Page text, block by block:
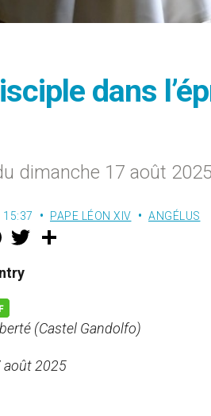
dans
dimanche 17 août 2025
15:37 PAPE LÉON XIV ANGÉLUS
F
a
e
b
o
k
w
(Castel Gandolfo)
août 2025